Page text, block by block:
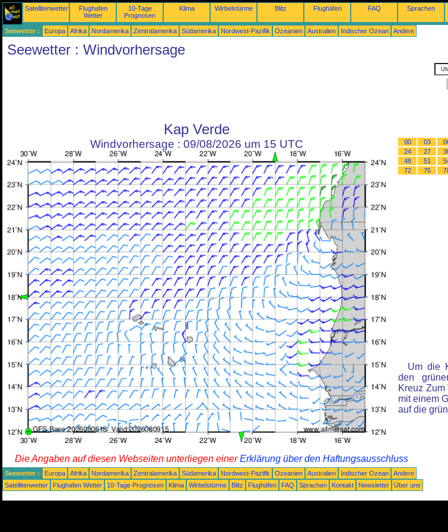
Satellitenwetter
Flughafen
Wetter
10-Tage
Prognosen
Klima Wirbelstürme Blitz Flughäfen FAQ Sprachen
Seewetter : Europa Afrika Nordamerika Zentralamerika Südamerika Nordwest-Pazifik Ozeanien Australien Indischer Ozean Andere
Seewetter : Windvorhersage
Kap Verde
Windvorhersage : 09/08/2026 um 15 UTC 00 03
24
27
48
51
72
75
Um die
den
Kreuz Zum
mit einem
auf die
Die Angaben auf diesen Webseiten unterliegen einerErklärung über den Haftungsausschluss
Seewetter : Europa Afrika Nordamerika Zentralamerika Südamerika Nordwest-Pazifik Ozeanien Australien Indischer Ozean
Andere
Satellitenwetter
Flughafen Wetter 10-Tage Prognosen Klima Wirbelstürme Blitz Flughäfen FAQ Sprachen Kontakt Newsletter Über uns